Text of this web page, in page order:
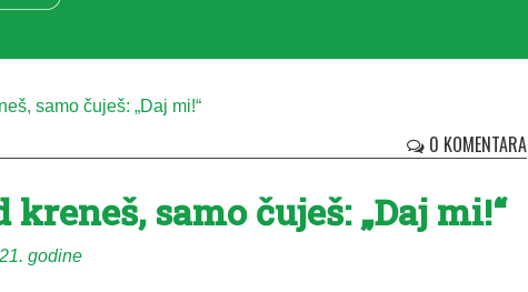
0 KOMENTARA
kreneš, samo čuješ: „Daj mi!“
godine